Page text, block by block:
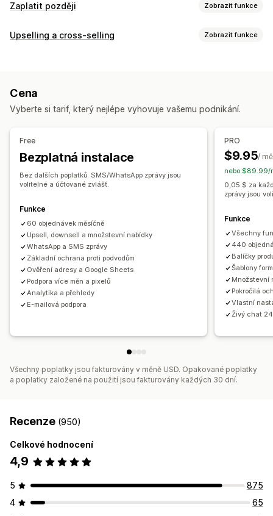
Zaplatit později Zobrazit funkce
Správa dobírek
Export objednávek
Přetahovací editor
Vlastní tlačítka
Vlastní rozvržení
Možnosti dopravy Ověření adresy
Konverze a upselling
Cross-selling Slevy Objednávka jedním kliknutím
Upselling jedním kliknutím
Ponákupní upselling
Sledování pixelů
Obnovení košíku
Upselling a cross-selling Zobrazit funkce
Upselling na stránce produktu
Upselling na stránce s poděkováním
Automaticky otevíraná okna
Vlastní HTML
Přetahovací editor Více měn
Nabídky a doporučení
Doprava zdarma
Cenové hladiny množství
Prioritní zpracování
Analytika
Míry prokliku
Konverzní poměry Výkonnost trychtýře
Cena
Vyberte si tarif, který nejlépe vyhovuje vašemu podnikání.
Free
Bezplatná instalace
Bez dalších poplatků. SMS/WhatsApp zprávy jsou
volitelné a účtované zvlášť.
Funkce
60 objednávek měsíčně
Upsell, downsell a množstevní nabídky
WhatsApp a SMS zprávy
Základní ochrana proti podvodům
Ověření adresy a Google Sheets
Podpora více měn a pixelů
Analytika a přehledy
E-mailová podpora
PRO
$9.95/
nebo $89.99/
0,05 $ za
zprávy jsou
Funkce
Všechny
440
Balíčky
Šablony
Množstevní
Pokročilá
Vlastní
Živý chat
Všechny poplatky jsou fakturovány v měně USD. Opakované poplatky
a poplatky založené na použití jsou fakturovány každých 30 dní.
Recenze (950)
Celkové hodnocení
4,9
5
875
4
65